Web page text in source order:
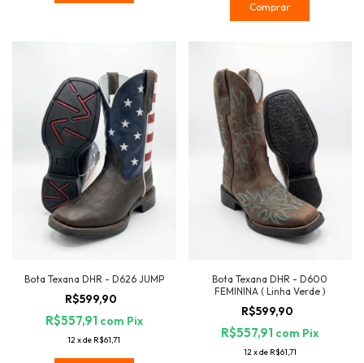
Comprar
Bota Texana DHR - D626 JUMP
R$599,90
R$557,91 com Pix
12xde R$61,71
Bota Texana DHR - D600
FEMININA ( Linha Verde )
R$599,90
R$557,91 com Pix
12xde R$61,71